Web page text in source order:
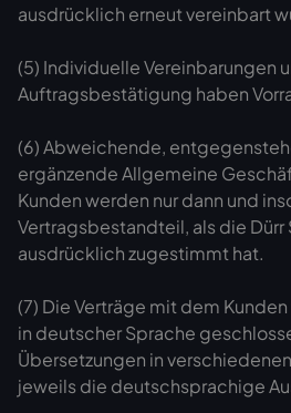
ausdrücklich erneut vereinbart
(5) Individuelle Vereinbarungen
Auftragsbestätigung haben
(6) Abweichende,
ergänzende Allgemeine
Kunden werden nur dann und
Vertragsbestandteil, als die Dürr
ausdrücklich zugestimmt hat.
(7) Die Verträge mit dem
in deutscher Sprache
Übersetzungen in
jeweils die deutschsprachige